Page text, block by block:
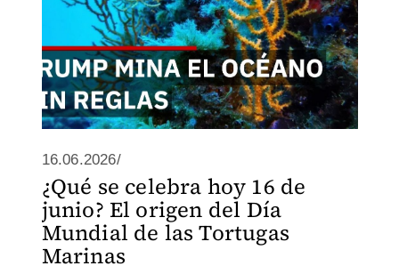
16.06.2026/
¿Qué se celebra hoy 16 de
junio? El origen del Día
Mundial de las Tortugas
Marinas